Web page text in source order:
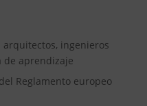
arquitectos, ingenieros
de aprendizaje
Reglamento europeo